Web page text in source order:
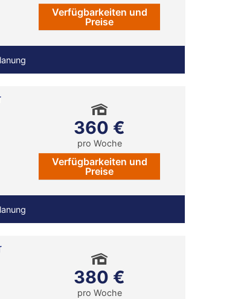
Verfügbarkeiten und
Preise
360 €
pro Woche
Verfügbarkeiten und
Preise
380 €
pro Woche